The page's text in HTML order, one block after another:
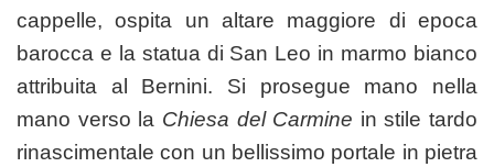
cappelle, ospita un altare maggiore di epoca
barocca e la statua di San Leo in marmo bianco
attribuita al Bernini. Si prosegue mano nella
mano verso la Chiesa del Carmine in stile tardo
rinascimentale con un bellissimo portale in pietra